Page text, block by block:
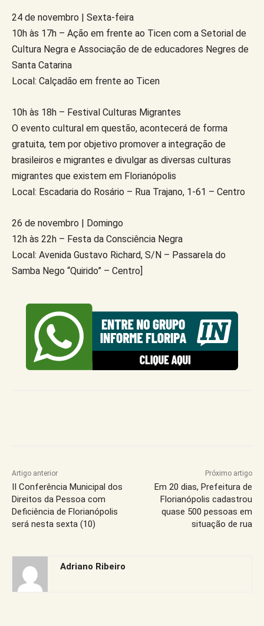
24 de novembro | Sexta-feira
10h às 17h – Ação em frente ao Ticen com a Setorial de
Cultura Negra e Associação de de educadores Negres de
Santa Catarina
Local: Calçadão em frente ao Ticen
10h às 18h – Festival Culturas Migrantes
O evento cultural em questão, acontecerá de forma
gratuita, tem por objetivo promover a integração de
brasileiros e migrantes e divulgar as diversas culturas
migrantes que existem em Florianópolis
Local: Escadaria do Rosário – Rua Trajano, 1-61 – Centro
26 de novembro | Domingo
12h às 22h – Festa da Consciência Negra
Local: Avenida Gustavo Richard, S/N – Passarela do
Samba Nego “Quirido” – Centro]
Artigo anterior
II Conferência Municipal dos
Direitos da Pessoa com
Deficiência de Florianópolis
será nesta sexta (10)
Próximo artigo
Em 20 dias, Prefeitura de
Florianópolis cadastrou
quase 500 pessoas em
situação de rua
Adriano Ribeiro